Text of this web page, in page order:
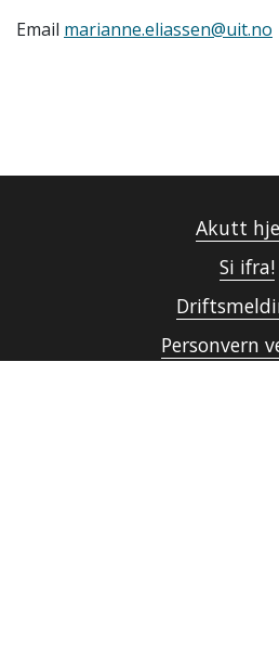
Email marianne.eliassen@uit.no
Akutt
Si ifra!
Personvern